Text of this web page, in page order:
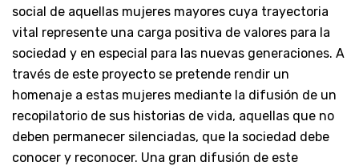
social de aquellas mujeres mayores cuya trayectoria
vital represente una carga positiva de valores para la
sociedad y en especial para las nuevas generaciones. A
través de este proyecto se pretende rendir un
homenaje a estas mujeres mediante la difusión de un
recopilatorio de sus historias de vida, aquellas que no
deben permanecer silenciadas, que la sociedad debe
conocer y reconocer. Una gran difusión de este